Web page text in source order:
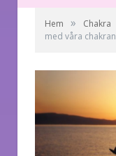
Hem » Chakra
med våra chakran